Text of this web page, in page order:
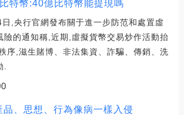
特幣:40億比特幣能提現嗎
,央行官網發布關于進一步防范和處置虛
險的通知稱,近期,虛擬貨幣交易炒作活動抬
序,滋生賭博、非法集資、詐騙、傳銷、洗
、思想、行為像病一樣入侵